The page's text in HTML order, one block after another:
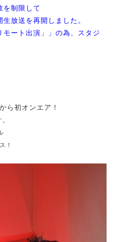
を制限して
放送を再開しました。
ート出演」」の為、スタジ
ら初オンエア！
！